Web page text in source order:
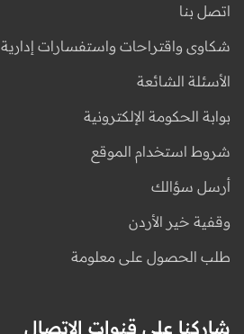
اتصل بنا
شكاوى واقتراحات واستفسارات إدارية
الأسئلة الشائعة
بوابة الحكومة الإلكترونية
شروط استخدام الموقع
أرسل سؤالك
وقفية خير الأردن
طلب الحصول على معلومة
شاركنا على قنوات الاتصال